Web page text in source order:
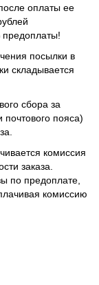
оплаты ее
предоплаты!
посылки в
складывается
сбора за
почтового пояса)
комиссия
заказа.
по предоплате,
комиссию